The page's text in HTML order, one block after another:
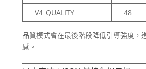
V4_QUALITY
48
品質模式會在最後階段降低引導強度，
感。